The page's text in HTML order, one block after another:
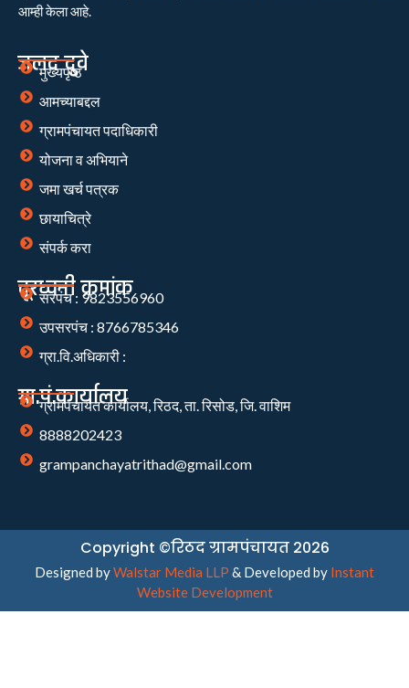
आम्ही केला आहे.
जलद दुवे
मुख्यपृष्ठ
आमच्याबद्दल
ग्रामपंचायत पदाधिकारी
योजना व अभियाने
जमा खर्च पत्रक
छायाचित्रे
संपर्क करा
दूरध्वनी क्रमांक
सरपंच : 9823556960
उपसरपंच : 8766785346
ग्रा.वि.अधिकारी :
ग्रा.पं.कार्यालय
ग्रामपंचायत कार्यालय, रिठद, ता. रिसोड, जि. वाशिम
8888202423
grampanchayatrithad@gmail.com
Copyright ©रिठद ग्रामपंचायत 2026
Designed byWalstar Media LLP & Developed by Instant
Website Development